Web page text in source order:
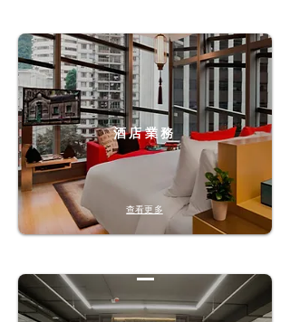
查看更多
酒店業務